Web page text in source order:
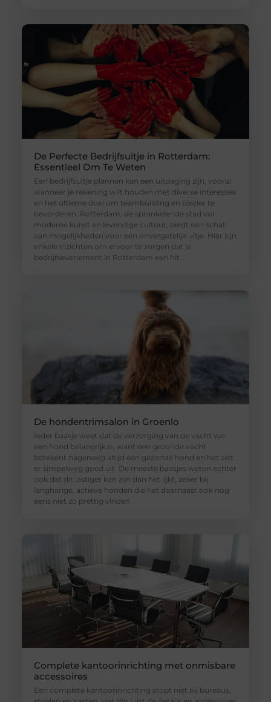
De Perfecte Bedrijfsuitje in Rotterdam:
Essentieel Om Te Weten
Een bedrijfsuitje plannen kan een uitdaging zijn, vooral
wanneer je rekening wilt houden met diverse interesses
en het ultieme doel om teambuilding en plezier te
bevorderen. Rotterdam, de sprankelende stad vol
moderne kunst en levendige cultuur, biedt een schat
aan mogelijkheden voor een onvergetelijk uitje. Hier zijn
enkele inzichten om ervoor te zorgen dat je
bedrijfsevenement in Rotterdam een hit
De hondentrimsalon in Groenlo
Ieder baasje weet dat de verzorging van de vacht van
een hond belangrijk is, want een gezonde vacht
betekent nagenoeg altijd een gezonde hond en het ziet
er simpelweg goed uit. De meeste baasjes weten echter
ook dat dit lastiger kan zijn dan het lijkt, zeker bij
langharige, actieve honden die het daarnaast ook nog
eens niet zo prettig vinden
Complete kantoorinrichting met onmisbare
accessoires
Een complete kantoorinrichting stopt niet bij bureaus,